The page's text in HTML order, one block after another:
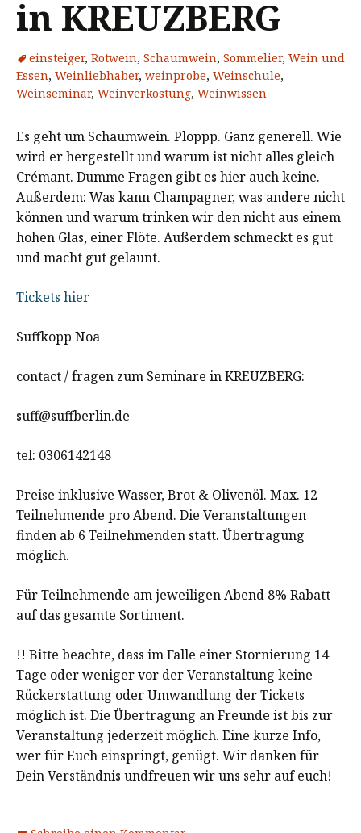
in KREUZBERG
einsteiger, Rotwein, Schaumwein, Sommelier, Wein und
Essen, Weinliebhaber, weinprobe, Weinschule,
Weinseminar, Weinverkostung, Weinwissen
Es geht um Schaumwein. Ploppp. Ganz generell. Wie
wird er hergestellt und warum ist nicht alles gleich
Crémant. Dumme Fragen gibt es hier auch keine.
Außerdem: Was kann Champagner, was andere nicht
können und warum trinken wir den nicht aus einem
hohen Glas, einer Flöte. Außerdem schmeckt es gut
und macht gut gelaunt.
Tickets hier
Suffkopp Noa
contact / fragen zum Seminare in KREUZBERG:
suff@suffberlin.de
tel: 0306142148
Preise inklusive Wasser, Brot & Olivenöl. Max. 12
Teilnehmende pro Abend. Die Veranstaltungen
finden ab 6 Teilnehmenden statt. Übertragung
möglich.
Für Teilnehmende am jeweiligen Abend 8% Rabatt
auf das gesamte Sortiment.
!! Bitte beachte, dass im Falle einer Stornierung 14
Tage oder weniger vor der Veranstaltung keine
Rückerstattung oder Umwandlung der Tickets
möglich ist. Die Übertragung an Freunde ist bis zur
Veranstaltung jederzeit möglich. Eine kurze Info,
wer für Euch einspringt, genügt. Wir danken für
Dein Verständnis undfreuen wir uns sehr auf euch!